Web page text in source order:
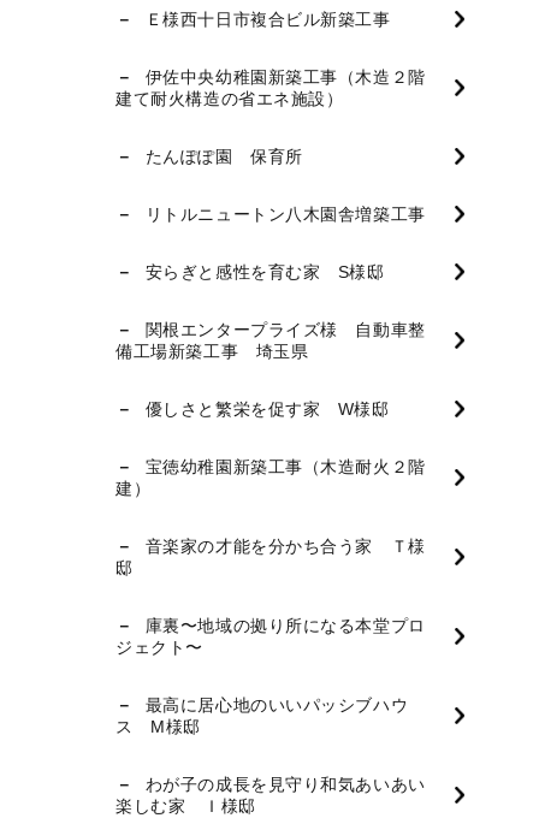
Ｅ様西十日市複合ビル新築工事
伊佐中央幼稚園新築工事（木造２階
建て耐火構造の省エネ施設）
たんぽぽ園 保育所
リトルニュートン八木園舎増築工事
安らぎと感性を育む家 S様邸
関根エンタープライズ様 自動車整
備工場新築工事 埼玉県
優しさと繁栄を促す家 W様邸
宝徳幼稚園新築工事（木造耐火２階
建）
音楽家の才能を分かち合う家 Ｔ様
邸
庫裏〜地域の拠り所になる本堂プロ
ジェクト〜
最高に居心地のいいパッシブハウ
ス M様邸
わが子の成長を見守り和気あいあい
楽しむ家 Ｉ様邸